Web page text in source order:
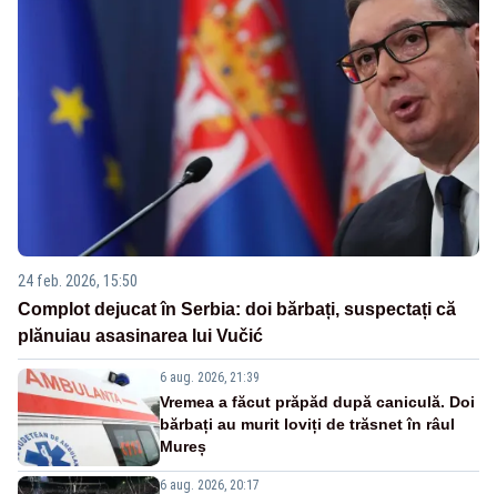
24 feb. 2026, 15:50
Complot dejucat în Serbia: doi bărbați, suspectați că
plănuiau asasinarea lui Vučić
6 aug. 2026, 21:39
Vremea a făcut prăpăd după caniculă. Doi
bărbați au murit loviți de trăsnet în râul
Mureș
6 aug. 2026, 20:17